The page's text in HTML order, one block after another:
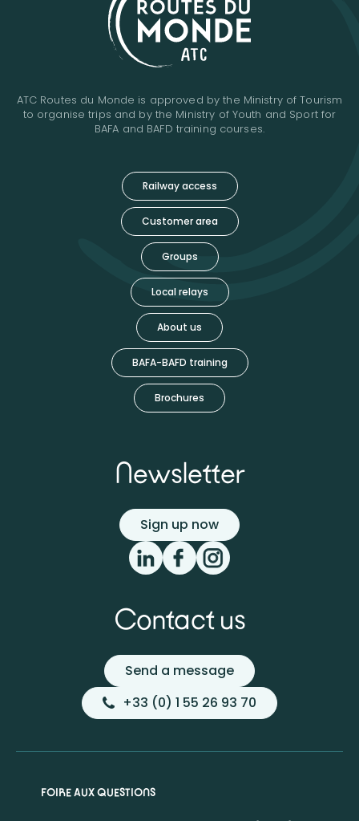
Railway access
Customer area
Groups
Local relays
About us
BAFA-BAFD training
Brochures
ATC Routes du Monde is approved by the Ministry of Tourism
to organise trips and by the Ministry of Youth and Sport for
BAFA and BAFD training courses.
Newsletter
Sign up now
Contact us
Send a message
+33 (0) 1 55 26 93 70
FOIRE AUX QUESTIONS